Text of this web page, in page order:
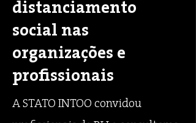
distanciamento
social nas
organizações e
profissionais
A STATO INTOO convidou